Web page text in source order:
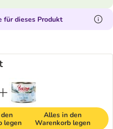
für dieses Produkt
legen
Alles in den
Warenkorb legen